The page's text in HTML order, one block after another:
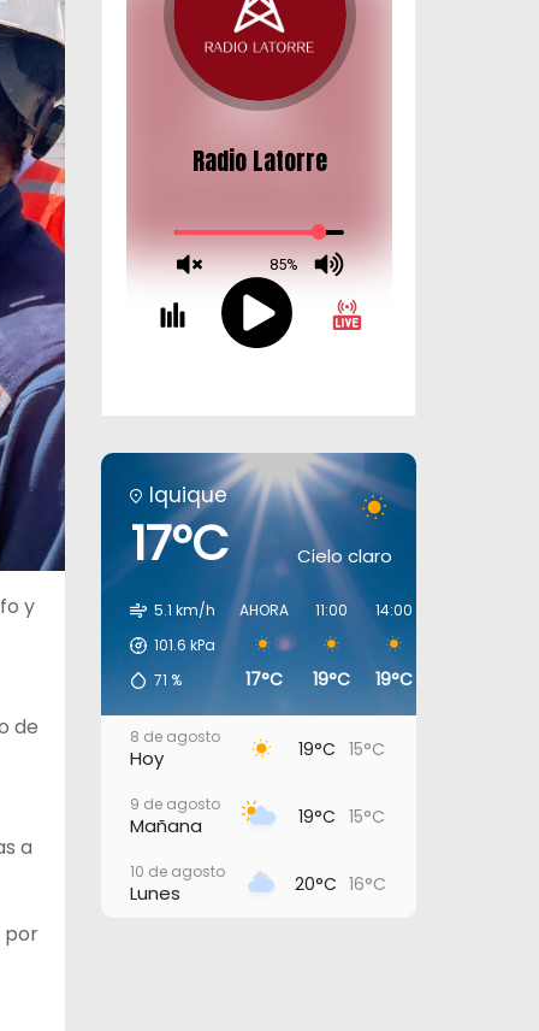
y
de
a
por
Iquique
17°C Cielo claro
5.1 km/h
101.6 kPa
71 %
AHORA
17°C
11:00
19°C
14:00
19°C
8 de agosto
Hoy 19°C 15°C
9 de agosto
Mañana 19°C 15°C
10 de agosto
Lunes 20°C 16°C